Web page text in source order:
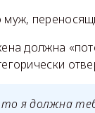
должна
я должна